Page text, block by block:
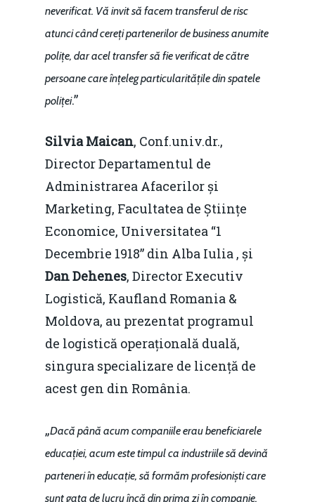
neverificat. Vă invit să facem transferul de risc
atunci când cereți partenerilor de business anumite
polițe, dar acel transfer să fie verificat de către
persoane care înțeleg particularitățile din spatele
poliței.”
Silvia Maican, Conf.univ.dr.,
Director Departamentul de
Administrarea Afacerilor și
Marketing, Facultatea de Științe
Economice, Universitatea “1
Decembrie 1918” din Alba Iulia , și
Dan Dehenes, Director Executiv
Logistică, Kaufland Romania &
Moldova, au prezentat programul
de logistică operațională duală,
singura specializare de licență de
acest gen din România.
„Dacă până acum companiile erau beneficiarele
educației, acum este timpul ca industriile să devină
parteneri în educație, să formăm profesioniști care
sunt gata de lucru încă din prima zi în companie.